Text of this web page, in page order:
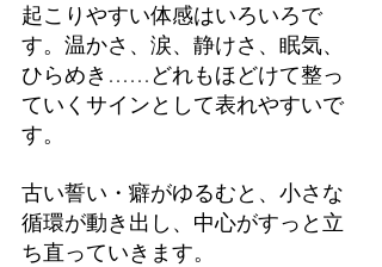
起こりやすい体感はいろいろで
す。温かさ、涙、静けさ、眠気、
ひらめき……どれもほどけて整っ
ていくサインとして表れやすいで
す。
古い誓い・癖がゆるむと、小さな
循環が動き出し、中心がすっと立
ち直っていきます。